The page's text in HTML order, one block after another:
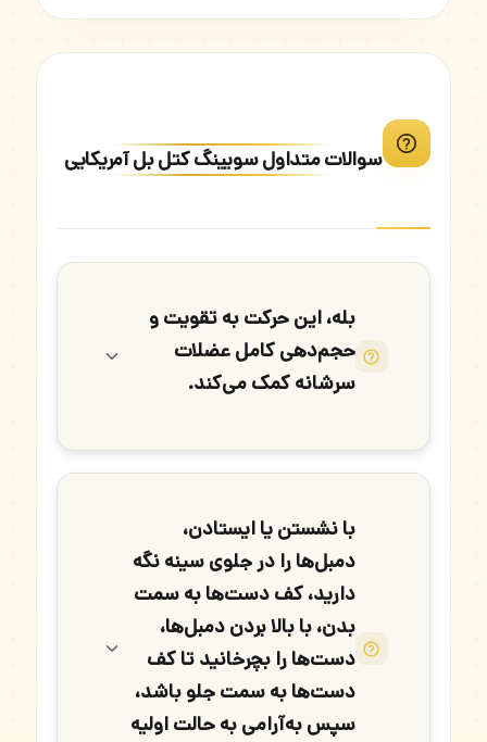
سوالات متداول سویینگ کتل بل آمریکایی
بله، این حرکت به تقویت و
حجم‌دهی کامل عضلات
سرشانه کمک می‌کند.
با نشستن یا ایستادن،
دمبل‌ها را در جلوی سینه نگه
دارید، کف دست‌ها به سمت
بدن، با بالا بردن دمبل‌ها،
دست‌ها را بچرخانید تا کف
دست‌ها به سمت جلو باشد،
سپس به‌آرامی به حالت اولیه